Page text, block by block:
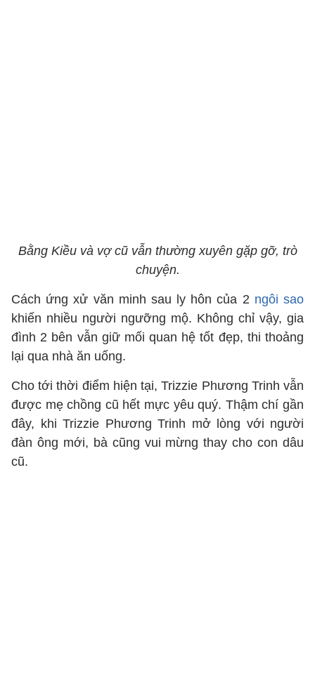
Bằng Kiều và vợ cũ vẫn thường xuyên gặp gỡ, trò
chuyện.
Cách ứng xử văn minh sau ly hôn của 2 ngôi sao
khiến nhiều người ngưỡng mộ. Không chỉ vậy, gia
đình 2 bên vẫn giữ mối quan hệ tốt đẹp, thi thoảng
lại qua nhà ăn uống.
Cho tới thời điểm hiện tại, Trizzie Phương Trinh vẫn
được mẹ chồng cũ hết mực yêu quý. Thậm chí gần
đây, khi Trizzie Phương Trinh mở lòng với người
đàn ông mới, bà cũng vui mừng thay cho con dâu
cũ.